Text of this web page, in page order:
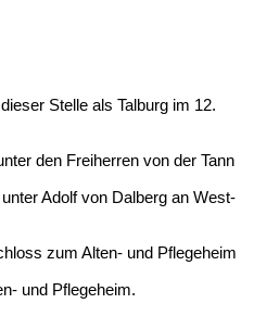
Stelle als Talburg im 12.
den Freiherren von der Tann
Adolf von Dalberg an West-
zum Alten- und Pflegeheim
und Pflegeheim.